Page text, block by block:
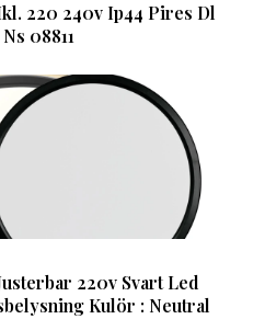
220 240v Ip44 Pires Dl
08811
220v Svart Led
Kulör : Neutral